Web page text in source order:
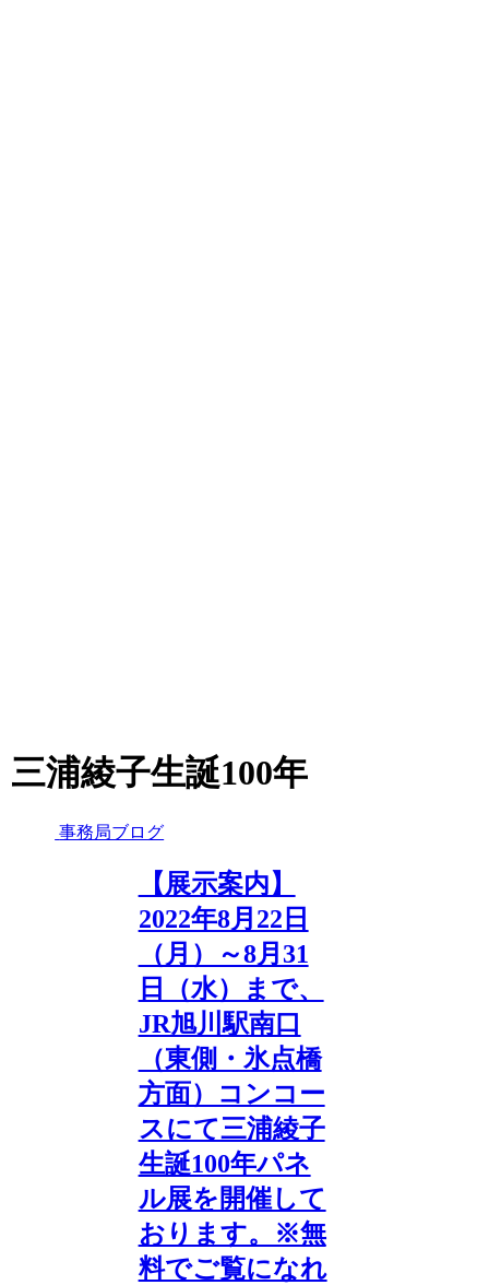
三浦綾子生誕100年
事務局ブログ
【展示案内】
2022年8月22日
（月）～8月31
日（水）まで、
JR旭川駅南口
（東側・氷点橋
方面）コンコー
スにて三浦綾子
生誕100年パネ
ル展を開催して
おります。※無
料でご覧になれ